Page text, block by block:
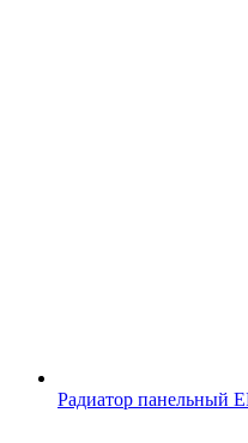
Радиатор панельный